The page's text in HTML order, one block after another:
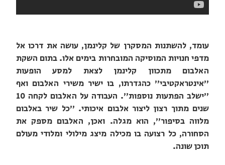
עומד, להשתנות המסקרן של קלינמן, עושה את דרכו אל
מדפי חנויות המוסיקה המובחרות בימים אלו. בתום השקת
האלבום מתכוון קלינמן לצאת למסע הופעות
"אינטראקטיבי" כהגדרתו, בו ישיר משירי האלבום ואף
"ישלב הפתעות נוספות". העבודה על האלבום לקחה 10
שנים מתוך רצון ליצור אלבום איכותי. "כל שיר באלבום
מלווה בסיפור", הוא מגלה. ואכן, האלבום מספק את
הסחורה, כל רצועה בו מכילה מיצג מילולי ומלודי מעולם
תוכן שונה.